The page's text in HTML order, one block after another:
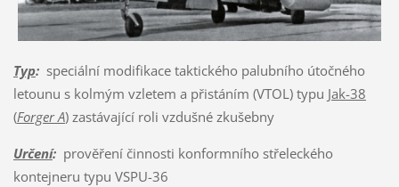
Typ:speciální modifikace taktického palubního útočného
letounu s kolmým vzletem a přistáním (VTOL) typu Jak-38
(Forger A)zastávající roli vzdušné zkušebny
Určení:prověření činnosti konformního střeleckého
kontejneru typu VSPU-36